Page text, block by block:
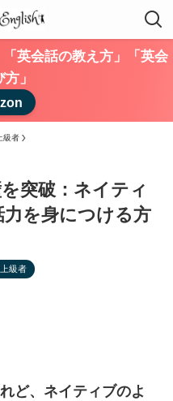
英会話の教え方」「英会
」
級者
突破：ネイティ
を身につける方
級者
ど、ネイティブのよ